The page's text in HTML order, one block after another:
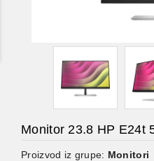
Monitor 23.8 HP E24t
Proizvod iz grupe: Monitori